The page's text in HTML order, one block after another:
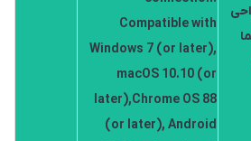
Compatible with
Windows 7 (or later),
macOS 10.10 (or
later),Chrome OS 88
(or later), Android